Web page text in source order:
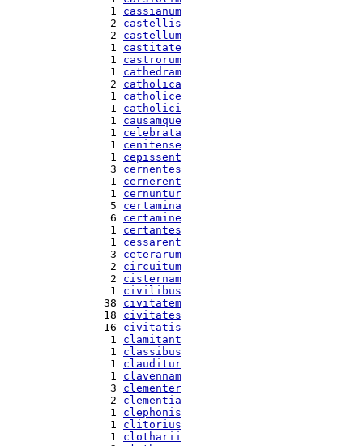
  1
cassianum
  2
castellis
  2
castellum
  1
castitate
  1
castrorum
  1
cathedram
  2
catholica
  1
catholice
  1
catholici
  1
causamque
  1
celebrata
  1
cenitense
  1
cepissent
  3
cernentes
  1
cernerent
  1
cernuntur
  5
certamina
  6
certamine
  1
certantes
  1
cessarent
  3
ceterarum
  2
circuitum
  2
cisternam
  1
civilibus
38 civitatem
18 civitates
16 civitatis
  1
clamitant
  1
classibus
  1
clauditur
  1
clavennam
  3
clementer
  2
clementia
  1
clephonis
  1
clitorius
  1
clotharii